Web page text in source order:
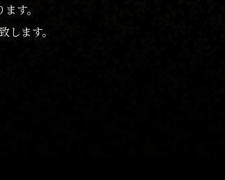
す。
ます。